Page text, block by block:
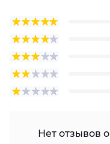
Нет отзывов